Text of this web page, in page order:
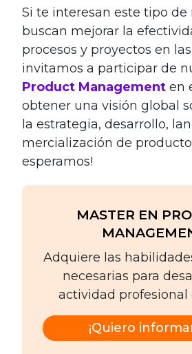
Si te interesan este tipo
buscan mejorar la
procesos y proyectos en
invitamos a participar de
Product Management en
obtener una visión global
la estrategia, desarrollo,
mercialización de
esperamos!
MASTER EN
Adquiere las
necesarias para
actividad profesional
¡Quiero